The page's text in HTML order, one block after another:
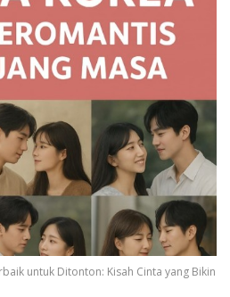
untuk Ditonton: Kisah Cinta yang Bikin